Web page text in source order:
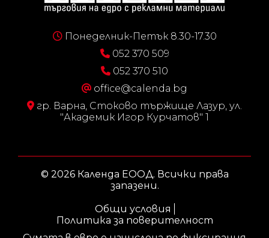
Понеделник-Петък 8.30-17.30
052 370 509
052 370 510
office@calenda.bg
гр. Варна, Стоково тържище Лазур, ул.
"Академик Игор Курчатов" 1
© 2026 Календа ЕООД. Всички права
запазени.
Общи условия
Политика за поверителност